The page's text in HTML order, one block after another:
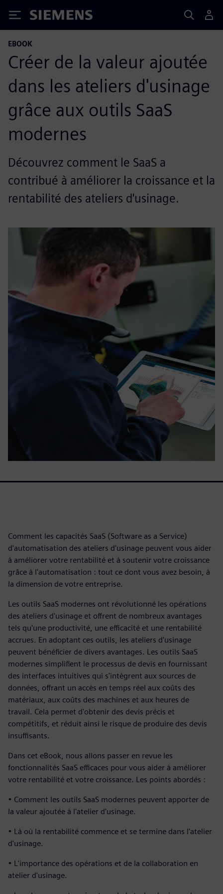
Siemens
EBOOK
Créer de la valeur ajoutée
dans les ateliers d'usinage
grâce aux outils SaaS
modernes
Découvrez comment le SaaS a
contribué à améliorer la croissance et la
rentabilité des ateliers d'usinage.
Comment les capacités SaaS (Software as a Service)
d'automatisation des ateliers d'usinage peuvent vous aider
à améliorer votre rentabilité et à soutenir votre croissance
grâce à l'automatisation : tout ce dont vous avez besoin, à
la dimension de votre entreprise.
Les outils SaaS modernes ont révolutionné les opérations
des ateliers d'usinage et offrent de nombreux avantages
tels qu'une productivité, une efficacité et une rentabilité
accrues. En adoptant ces outils, les ateliers d'usinage
peuvent bénéficier de divers avantages. Les outils SaaS
modernes simplifient le processus de devis en fournissant
des interfaces intuitives qui s'intègrent aux sources de
données, offrant un accès en temps réel aux coûts des
matériaux, aux coûts des machines et aux heures de
travail. Cela permet d'obtenir des devis précis et
compétitifs, et réduit ainsi le risque de produire des devis
insuffisants.
Dans cet eBook, nous allons passer en revue les
fonctionnalités SaaS efficaces pour vous aider à améliorer
votre rentabilité et votre croissance. Les points abordés :
• Comment les outils SaaS modernes peuvent apporter de
la valeur ajoutée à l'atelier d'usinage.
• Là où la rentabilité commence et se termine dans l'atelier
d'usinage.
• L'importance des opérations et de la collaboration en
atelier d'usinage.